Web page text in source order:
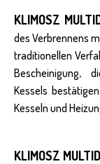
KLIMOSZ
des Verbrennens
traditionellen
Bescheinigung,
Kessels
Kesseln und
KLIMOSZ